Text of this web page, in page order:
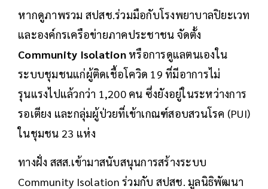
หากดูภาพรวม สปสช.ร่วมมือกับโรงพยาบาลปิยะเวท
และองค์กรเครือข่ายภาคประชาชน จัดตั้ง
Community Isolationหรือการดูแลตนเองใน
ระบบชุมชนแก่ผู้ติดเชื้อโควิด 19 ที่มีอาการไม่
รุนแรงไปแล้วกว่า 1,200 คน ซึ่งยังอยู่ในระหว่างการ
รอเตียง และกลุ่มผู้ป่วยที่เข้าเกณฑ์สอบสวนโรค (PUI)
ในชุมชน 23 แห่ง
ทางฝั่ง สสส.เข้ามาสนับสนุนการสร้างระบบ
Community Isolation ร่วมกับ สปสช. มูลนิธิพัฒนา